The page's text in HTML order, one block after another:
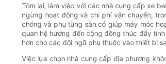
Tóm lại, làm việc với các nhà cung cấp xe
ngừng hoạt động và chi phí vận chuyển,
chóng và phụ tùng sẵn có giúp máy móc
quan hệ hướng đến cộng đồng thúc đẩy
hơn cho các đội ngũ phụ thuộc vào thiết bị
Việc lựa chọn nhà cung cấp địa phương